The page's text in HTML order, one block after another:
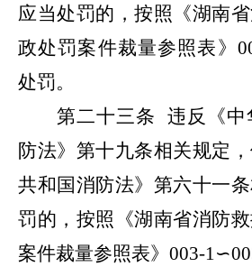
应当处罚的，按照《湖南
政处罚案件裁量参照表》
处罚。
第二十三条
违反《中
防法》第十九条相关规定
共和国消防法》第六十一
罚的，按照《湖南省消防
案件裁量参照表》 003-1∽